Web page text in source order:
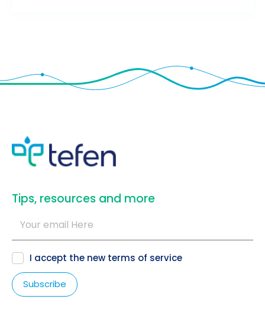
​Tips, resources and more
I accept the new terms of service